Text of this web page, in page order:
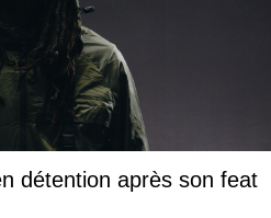
détention après son feat